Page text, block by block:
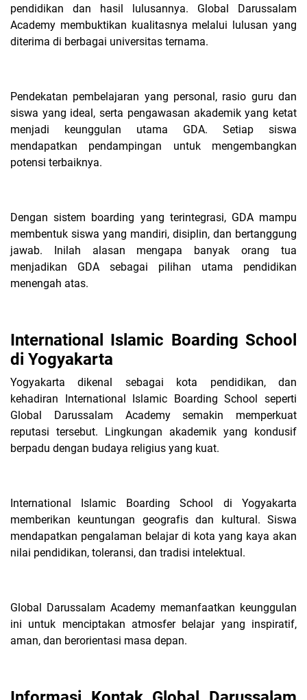
pendidikan dan hasil lulusannya. Global Darussalam
Academy membuktikan kualitasnya melalui lulusan yang
diterima di berbagai universitas ternama.
Pendekatan pembelajaran yang personal, rasio guru dan
siswa yang ideal, serta pengawasan akademik yang ketat
menjadi keunggulan utama GDA. Setiap siswa
mendapatkan pendampingan untuk mengembangkan
potensi terbaiknya.
Dengan sistem boarding yang terintegrasi, GDA mampu
membentuk siswa yang mandiri, disiplin, dan bertanggung
jawab. Inilah alasan mengapa banyak orang tua
menjadikan GDA sebagai pilihan utama pendidikan
menengah atas.
International Islamic Boarding School
di Yogyakarta
Yogyakarta dikenal sebagai kota pendidikan, dan
kehadiran International Islamic Boarding School seperti
Global Darussalam Academy semakin memperkuat
reputasi tersebut. Lingkungan akademik yang kondusif
berpadu dengan budaya religius yang kuat.
International Islamic Boarding School di Yogyakarta
memberikan keuntungan geografis dan kultural. Siswa
mendapatkan pengalaman belajar di kota yang kaya akan
nilai pendidikan, toleransi, dan tradisi intelektual.
Global Darussalam Academy memanfaatkan keunggulan
ini untuk menciptakan atmosfer belajar yang inspiratif,
aman, dan berorientasi masa depan.